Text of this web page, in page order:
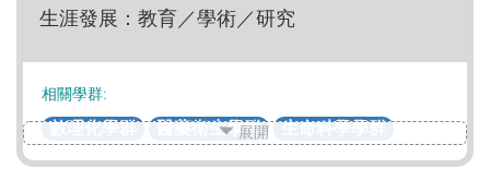
生涯發展：教育／學術／研究
相關學群:
數理化學群 醫藥衛生學群
生命科學學群
生物資源學群
地球環境學群
藝術學群
展開